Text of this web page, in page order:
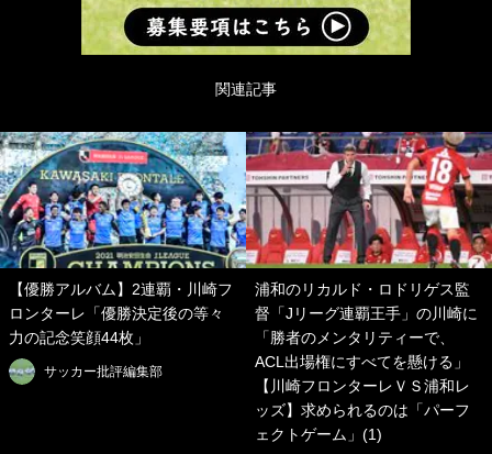
関連記事
【優勝アルバム】2連覇・川崎フ
ロンターレ「優勝決定後の等々
力の記念笑顔44枚」
サッカー批評編集部
浦和のリカルド・ロドリゲス監
督「Jリーグ連覇王手」の川崎に
「勝者のメンタリティーで、
ACL出場権にすべてを懸ける」
【川崎フロンターレＶＳ浦和レ
ッズ】求められるのは「パーフ
ェクトゲーム」(1)